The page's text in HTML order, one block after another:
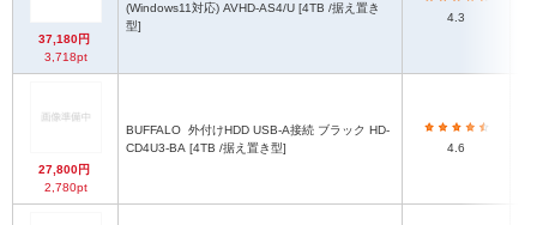
37,180円
3,718pt
(Windows11対応) AVHD-AS4/U [4TB /据え置き
型]
4.3
27,800円
2,780pt
BUFFALO
CD4U3-BA [4TB /据え置き型]
4.6